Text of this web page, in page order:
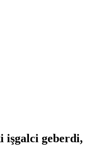
işgalci geberdi,